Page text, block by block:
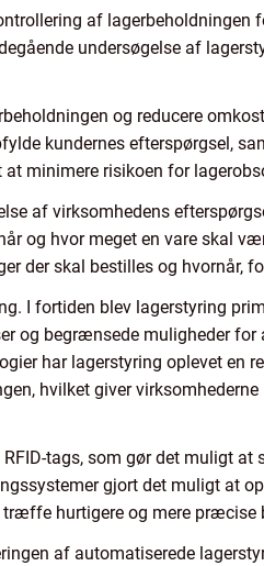
af lagerbeholdningen
undersøgelse af
og reducere
kundernes efterspørgsel,
minimere risikoen for
af virksomhedens
og hvor meget en vare skal
der skal bestilles og hvornår,
I fortiden blev lagerstyring
og begrænsede muligheder for
har lagerstyring oplevet en
hvilket giver
tags, som gør det muligt
gjort det muligt at
hurtigere og mere præcise
af automatiserede